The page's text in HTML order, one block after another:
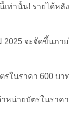
ท่านั้น! รายได้ห
2025 จะจัดขึ้นภ
รในราคา 600 บ
หน่ายบัตรในราค